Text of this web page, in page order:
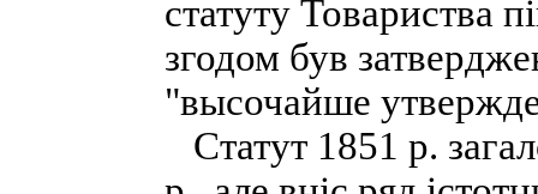
статуту Товариства
згодом був
"высочайше
Статут 1851 р.